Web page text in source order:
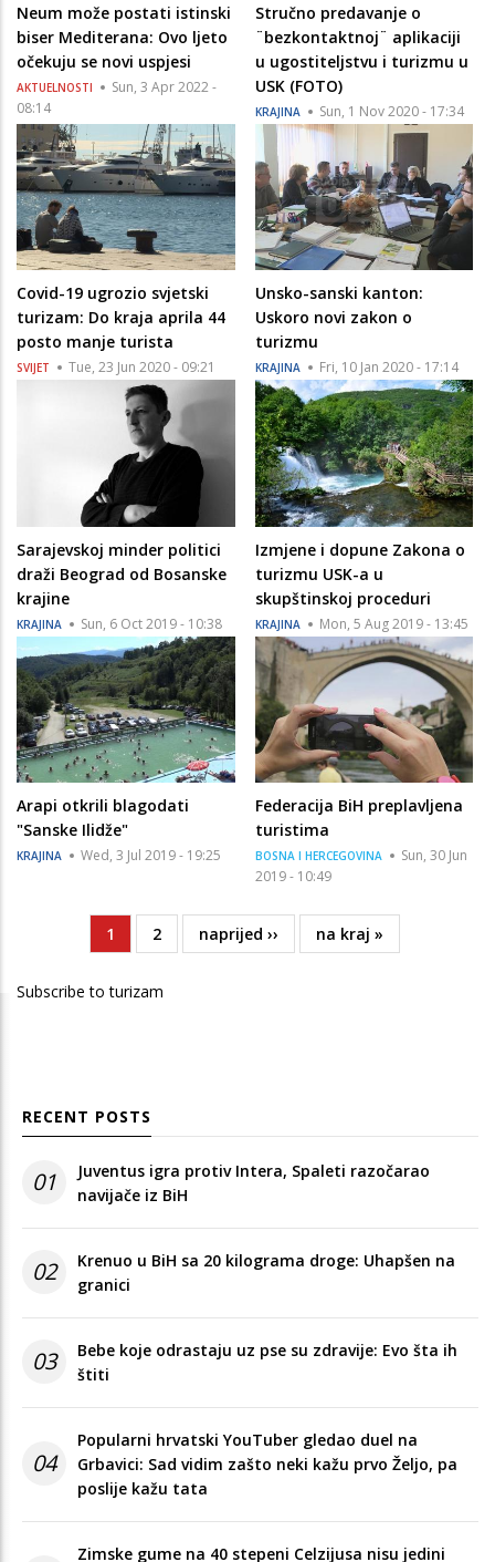
Neum može postati istinski
biser Mediterana: Ovo ljeto
očekuju se novi uspjesi
AKTUELNOSTI
Sun, 3 Apr 2022 -
08:14
Stručno predavanje o
¨bezkontaktnoj¨ aplikaciji
u ugostiteljstvu i turizmu u
USK (FOTO)
KRAJINA Sun, 1 Nov 2020 - 17:34
Covid-19 ugrozio svjetski
turizam: Do kraja aprila 44
posto manje turista
SVIJET Tue, 23 Jun 2020 - 09:21
Unsko-sanski kanton:
Uskoro novi zakon o
turizmu
KRAJINA Fri, 10 Jan 2020 - 17:14
Sarajevskoj minder politici
draži Beograd od Bosanske
krajine
KRAJINA Sun, 6 Oct 2019 - 10:38
Izmjene i dopune Zakona o
turizmu USK-a u
skupštinskoj proceduri
KRAJINA Mon, 5 Aug 2019 - 13:45
Arapi otkrili blagodati
"Sanske Ilidže"
KRAJINA Wed, 3 Jul 2019 - 19:25
Federacija BiH preplavljena
turistima
BOSNA I HERCEGOVINA
Sun, 30 Jun
2019 - 10:49
PaginationCurrent
page
1 Page
2
Next
page
naprijed ››
Last
page
na kraj »
Subscribe to turizam
RECENT POSTS
01
Juventus igra protiv Intera, Spaleti razočarao
navijače iz BiH
02
Krenuo u BiH sa 20 kilograma droge: Uhapšen na
granici
03
Bebe koje odrastaju uz pse su zdravije: Evo šta ih
štiti
04
Popularni hrvatski YouTuber gledao duel na
Grbavici: Sad vidim zašto neki kažu prvo Željo, pa
poslije kažu tata
Zimske gume na 40 stepeni Celzijusa nisu jedini